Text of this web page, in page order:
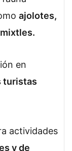
ajolotes,
en
turistas
actividades
y de